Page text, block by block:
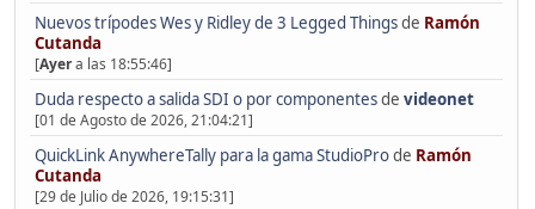
Nuevos trípodes Wes y Ridley de 3 Legged Thingsde Ramón
Cutanda
[Ayera las 18:55:46]
Duda respecto a salida SDI o por componentesde videonet
[01 de Agosto de 2026, 21:04:21]
QuickLink AnywhereTally para la gama StudioProde Ramón
Cutanda
[29 de Julio de 2026, 19:15:31]